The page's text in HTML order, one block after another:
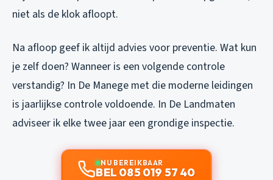
niet als de klok afloopt.
Na afloop geef ik altijd advies voor preventie. Wat kun
je zelf doen? Wanneer is een volgende controle
verstandig? In De Manege met die moderne leidingen
is jaarlijkse controle voldoende. In De Landmaten
adviseer ik elke twee jaar een grondige inspectie.
NU BEREIKBAAR
BEL 085 019 57 40